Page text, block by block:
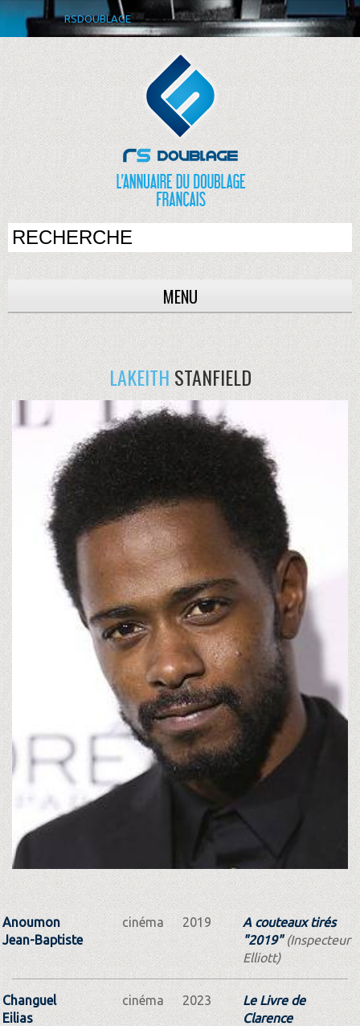
RSDOUBLAGE
MENU
LAKEITHSTANFIELD
Anoumon
Jean-Baptiste
cinéma 2019
A couteaux tirés
"2019"(Inspecteur
Elliott)
Changuel
Eilias
cinéma 2023
Le Livre de
Clarence